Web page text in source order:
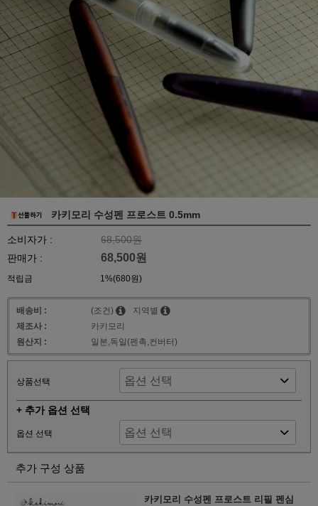
카키모리 수성펜 프로스트 0.5mm
소비자가 :
68,500원
판매가 :
68,500원
적립금 1%(680원)
배송비 : (조건)
지역별
제조사 :
카키모리
원산지 :
일본,독일(펜촉,컨버터)
상품선택
+ 추가 옵션 선택
옵션 선택
추가 구성 상품
카키모리 수성펜 프로스트 리필 펜심